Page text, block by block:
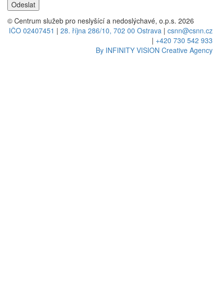
© Centrum služeb pro neslyšící a nedoslýchavé, o.p.s. 2026
IČO 02407451 | 28. října 286/10, 702 00 Ostrava | csnn@csnn.cz
| +420 730 542 933
By INFINITY VISION Creative Agency